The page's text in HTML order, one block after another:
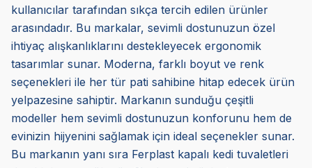
kullanıcılar tarafından sıkça tercih edilen ürünler
arasındadır. Bu markalar, sevimli dostunuzun özel
ihtiyaç alışkanlıklarını destekleyecek ergonomik
tasarımlar sunar. Moderna, farklı boyut ve renk
seçenekleri ile her tür pati sahibine hitap edecek ürün
yelpazesine sahiptir. Markanın sunduğu çeşitli
modeller hem sevimli dostunuzun konforunu hem de
evinizin hijyenini sağlamak için ideal seçenekler sunar.
Bu markanın yanı sıra Ferplast kapalı kedi tuvaletleri